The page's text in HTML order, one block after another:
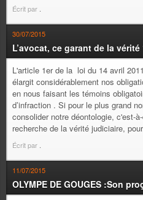
Écrit par
30/07/2015
L’avocat, ce garant de la vérité
L'article 1er de la loi du 14 avril
élargit considérablement nos
en nous faisant les témoins
d’infraction . Si pour le plus grand
consolider notre déontologie, c'est-
recherche de la vérité judiciaire,
Écrit par
11/07/2015
OLYMPE DE GOUGES :Son